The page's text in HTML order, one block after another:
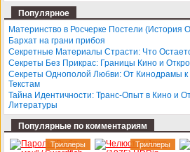
(1975) HDRip
Популярное
Материнство в Росчерке Постели (История
Бархат на грани прибоя
Секретные Материалы Страсти: Что
Секреты Без Прикрас: Границы Кино и
Секреты Однополой Любви: От Кинодрамы
Текстам
Тайна Идентичности: Транс-Опыт в Кино и
Литературы
Популярные по комментариям
Триллеры Триллеры